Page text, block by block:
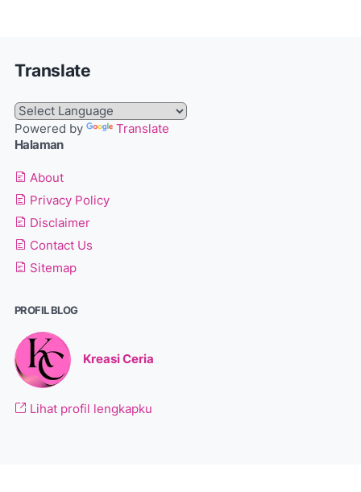
Translate
Powered by
Translate
Halaman
About
Privacy Policy
Disclaimer
Contact Us
Sitemap
PROFIL BLOG
Kreasi Ceria
Lihat profil lengkapku